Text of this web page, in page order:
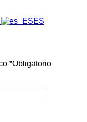
ES
*Obligatorio